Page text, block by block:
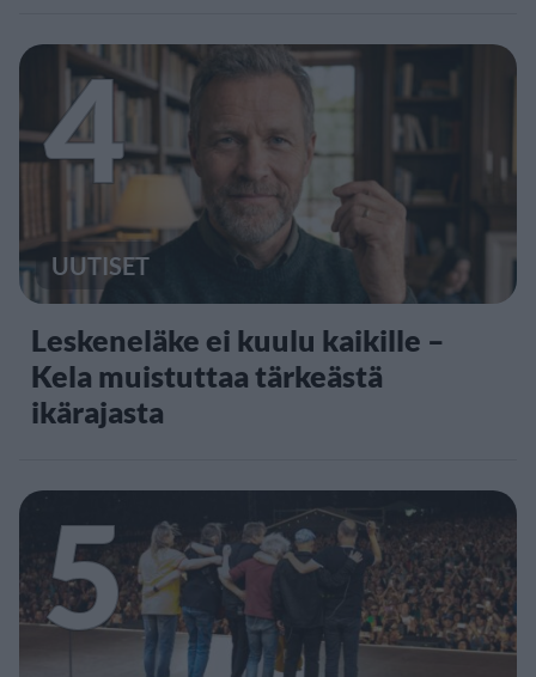
4
UUTISET
Leskeneläke ei kuulu kaikille –
Kela muistuttaa tärkeästä
ikärajasta
5